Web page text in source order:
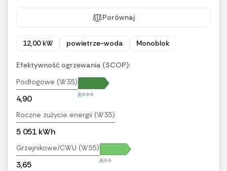
Porównaj
12,00 kW powietrze-woda Monoblok
Efektywność ogrzewania (SCOP):
Podłogowe (W35)
4,90 A+++
Roczne zużycie energii (W35)
5 051 kWh
Grzejnikowe/CWU (W55)
3,65 A++